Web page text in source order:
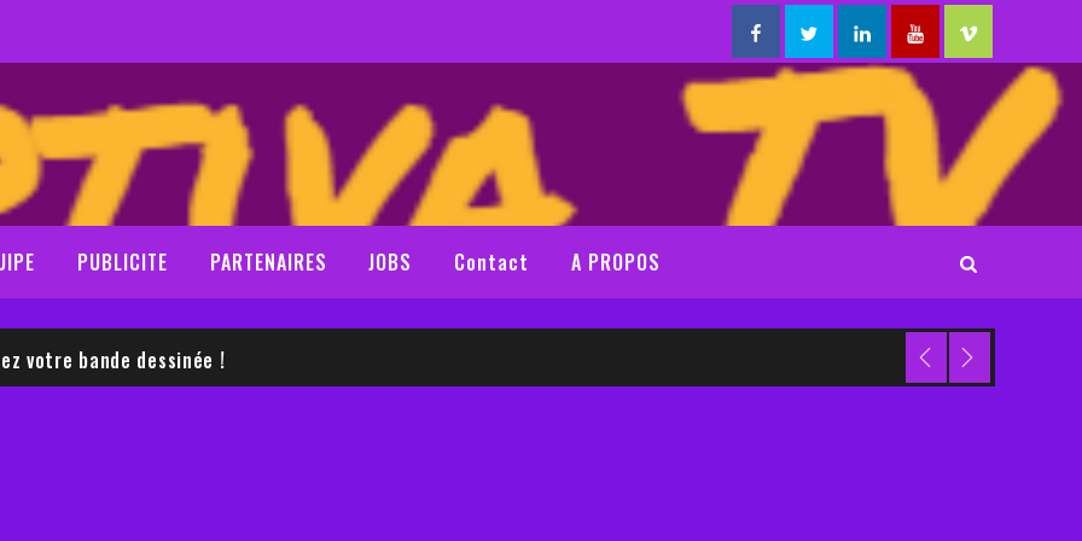
FacebookTwitterLinkedinYoutubeVimeo
PUBLICITE PARTENAIRES JOBS Contact A PROPOS
SAM NEILL
votre bande dessinée !